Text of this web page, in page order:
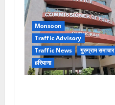
Monsoon
Traffic Advisory
Traffic News
गुरुग्राम समाचार
हरियाणा